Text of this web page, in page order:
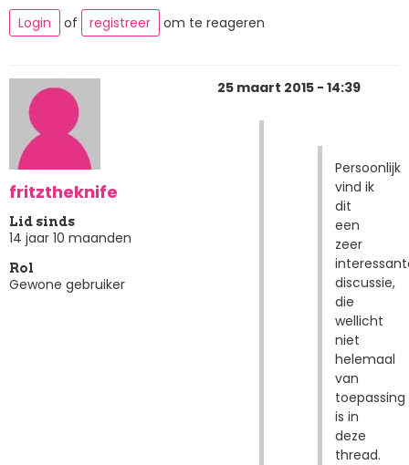
Login
of registreer om te reageren
fritztheknife
Lid sinds
14 jaar 10 maanden
Rol
Gewone gebruiker
25 maart 2015 - 14:39
Persoonlijk
vind ik
dit
een
zeer
discussie,
die
wellicht
niet
helemaal
van
toepassing
is in
deze
thread.